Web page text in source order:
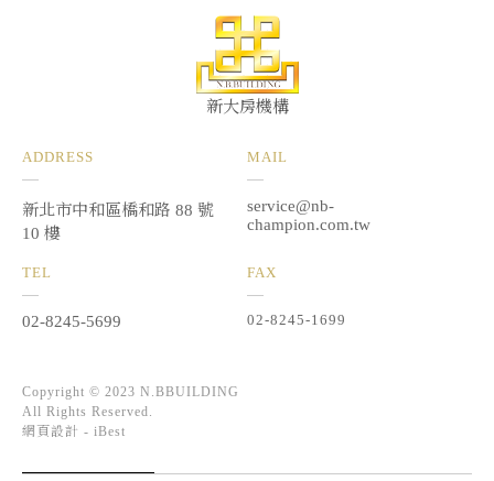
新大房機構
ADDRESS
新北市中和區橋和路 88 號
10 樓
MAIL
service@nb-
champion.com.tw
TEL
02-8245-5699
FAX
02-8245-1699
Copyright © 2023 N.BBUILDING
All Rights Reserved.
網頁設計 - iBest